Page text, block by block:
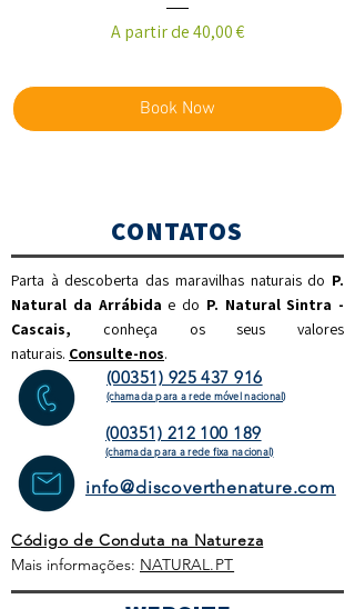
A partir de40,00 €
Preço promocional
Book Now
CONTATOS
Parta à descoberta das maravilhas naturais do P.
Natural da Arrábida e do P. Natural Sintra -
Cascais, conheça os seus valores
naturais. Consulte-nos.
(00351) 925 437 916
(chamada para a rede móvel nacional)
(00351) 212 100 189
(chamada para a rede fixa nacional)
info@discoverthenature.com
Código de Conduta na Natureza
Mais informações: NATURAL .PT